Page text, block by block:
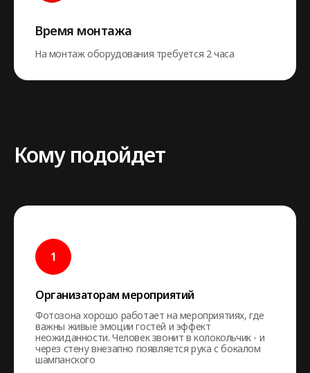
Время монтажа
На монтаж оборудования требуется 2 часа
Кому подойдет
Организаторам мероприятий
Фотозона хорошо работает на мероприятиях, где
важны живые эмоции гостей и эффект
неожиданности. Человек звонит в колокольчик - и
через стену внезапно появляется рука с бокалом
шампанского